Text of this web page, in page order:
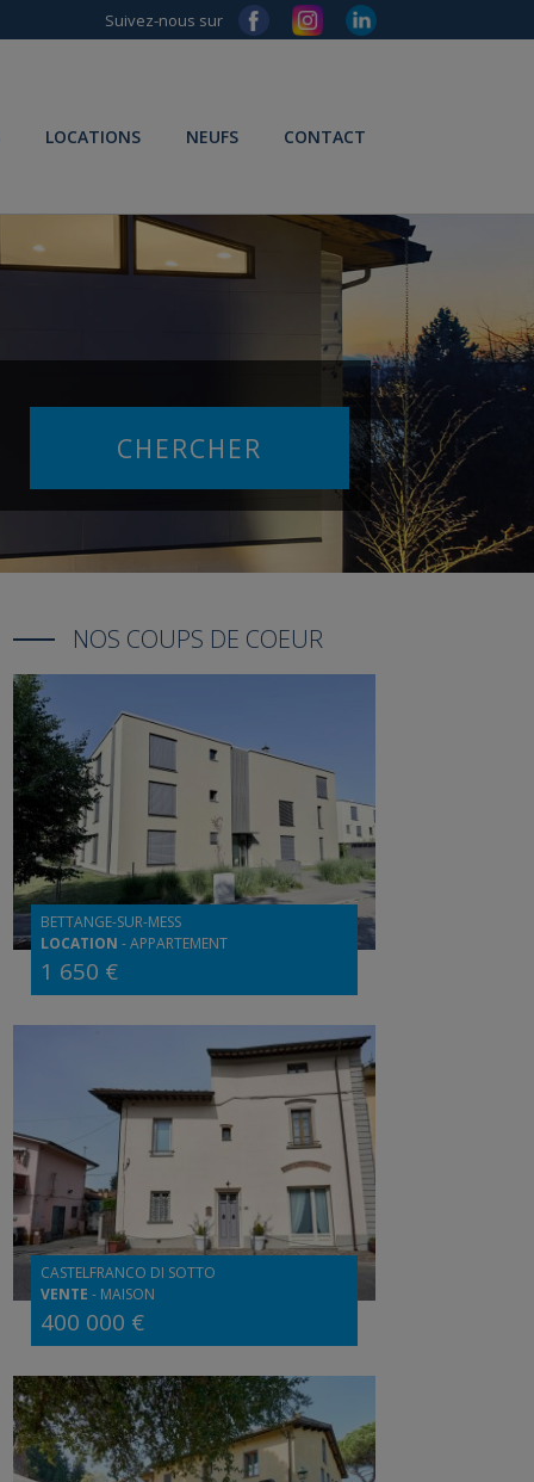
Suivez-nous sur
LOCATIONS NEUFS CONTACT
NOS COUPS DE COEUR
BETTANGE-SUR-MESS
LOCATION -APPARTEMENT
1 650 €
CASTELFRANCO DI SOTTO
VENTE - MAISON
400 000 €